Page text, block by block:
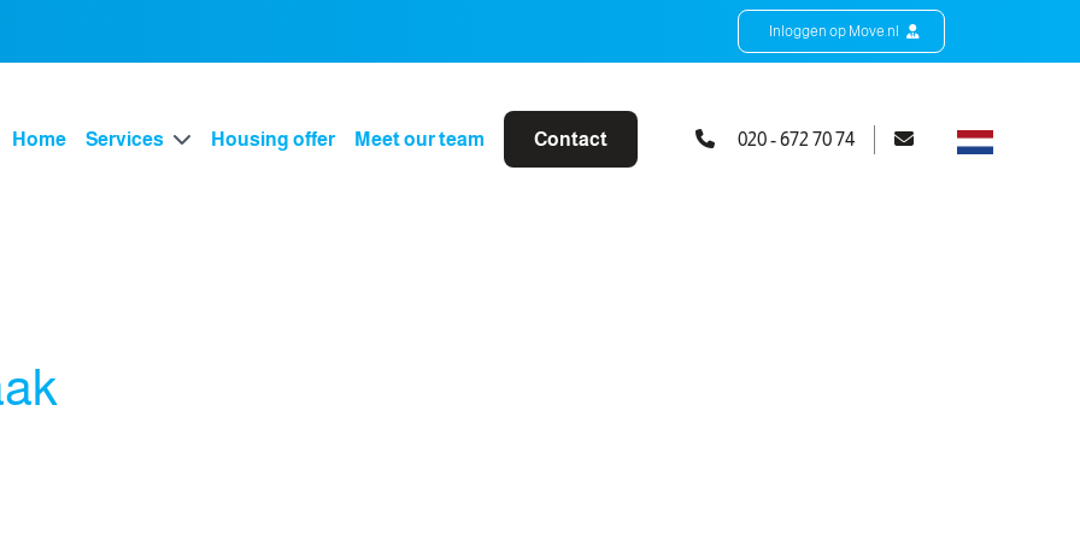
Inloggen op Move.nl
Home Services Housing offer Meet our team Contact 020 - 672 70 74